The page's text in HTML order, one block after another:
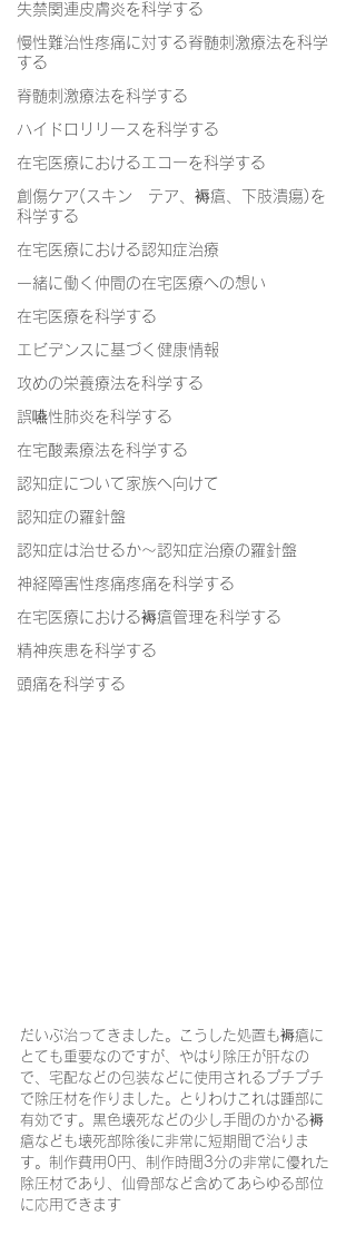
失禁関連皮膚炎を科学する
慢性難治性疼痛に対する脊髄刺激療法を科学
する
脊髄刺激療法を科学する
ハイドロリリースを科学する
在宅医療におけるエコーを科学する
創傷ケア(スキン テア、褥瘡、下肢潰瘍)を
科学する
在宅医療における認知症治療
一緒に働く仲間の在宅医療への想い
在宅医療を科学する
エビデンスに基づく健康情報
攻めの栄養療法を科学する
誤嚥性肺炎を科学する
在宅酸素療法を科学する
認知症について家族へ向けて
認知症の羅針盤
認知症は治せるか～認知症治療の羅針盤
神経障害性疼痛疼痛を科学する
在宅医療における褥瘡管理を科学する
精神疾患を科学する
頭痛を科学する
だいぶ治ってきました。こうした処置も褥瘡に
とても重要なのですが、やはり除圧が肝なの
で、宅配などの包装などに使用されるプチプチ
で除圧材を作りました。とりわけこれは踵部に
有効です。黒色壊死などの少し手間のかかる褥
瘡なども壊死部除後に非常に短期間で治りま
す。制作費用0円、制作時間3分の非常に優れた
除圧材であり、仙骨部など含めてあらゆる部位
に応用できます